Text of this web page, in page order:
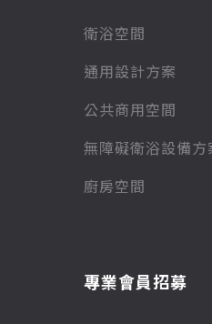
衛浴空間
通用設計方案
公共商用空間
無障礙衛浴設備方
廚房空間
專業會員招募